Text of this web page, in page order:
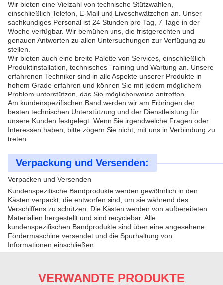
Wir bieten eine Vielzahl von technische Stützwahlen,
einschließlich Telefon, E-Mail und Liveschwätzchen an. Unser
sachkundiges Personal ist 24 Stunden pro Tag, 7 Tage in der
Woche verfügbar. Wir bemühen uns, die fristgerechten und
genauen Antworten zu allen Untersuchungen zur Verfügung zu
stellen.
Wir bieten auch eine breite Palette von Services, einschließlich
Produktinstallation, technisches Training und Wartung an. Unsere
erfahrenen Techniker sind in alle Aspekte unserer Produkte in
hohem Grade erfahren und können Sie mit jedem möglichem
Problem unterstützen, das Sie möglicherweise antreffen.
Am kundenspezifischen Band werden wir am Erbringen der
besten technischen Unterstützung und der Dienstleistung für
unsere Kunden festgelegt. Wenn Sie irgendwelche Fragen oder
Interessen haben, bitte zögern Sie nicht, mit uns in Verbindung zu
treten.
Verpackung und Versenden:
Verpacken und Versenden
Kundenspezifische Bandprodukte werden gewöhnlich in den
Kästen verpackt, die entworfen sind, um sie während des
Verschiffens zu schützen. Die Kästen werden von aufbereiteten
Materialien hergestellt und sind recyclebar. Alle
kundenspezifischen Bandprodukte sind über eine angesehene
Fördermaschine versendet und die Spurhaltung von
Informationen einschließen.
VERWANDTE PRODUKTE